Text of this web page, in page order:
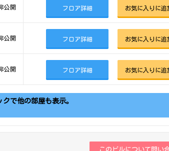
公開 フロア詳細 お気に入りに追
公開 フロア詳細 お気に入りに追
公開 フロア詳細 お気に入りに追
で他の部屋も表示。